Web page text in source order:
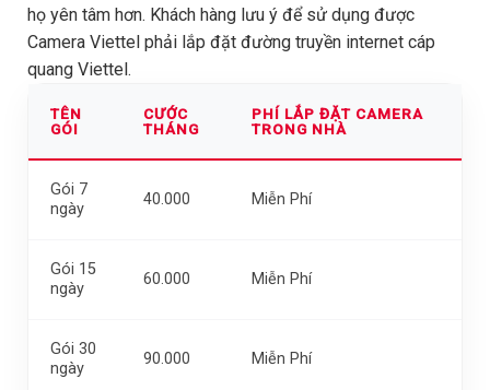
họ yên tâm hơn. Khách hàng lưu ý để sử dụng được
Camera Viettel phải lắp đặt đường truyền internet cáp
quang Viettel.
TÊN
GÓI
CƯỚC
THÁNG
PHÍ LẮP ĐẶT CAMERA
TRONG NHÀ
Gói 7
ngày
40.000 Miễn Phí
Gói 15
ngày
60.000 Miễn Phí
Gói 30
ngày
90.000 Miễn Phí